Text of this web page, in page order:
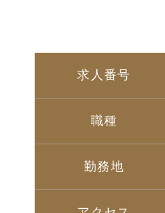
求人番号
職種
勤務地